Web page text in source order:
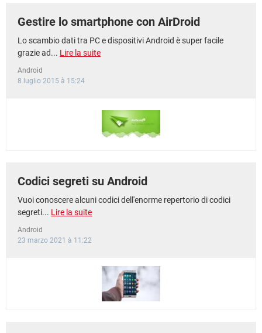
Gestire lo smartphone con AirDroid
Lo scambio dati tra PC e dispositivi Android è super facile
grazie ad... Lire la suite
Android
8 luglio 2015 à 15:24
Codici segreti su Android
Vuoi conoscere alcuni codici dell'enorme repertorio di codici
segreti... Lire la suite
Android
23 marzo 2021 à 11:22